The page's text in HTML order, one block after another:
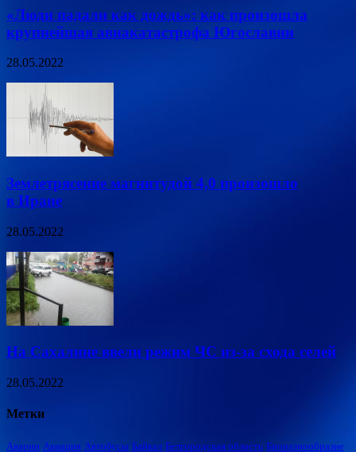
«Люди падали как дождь»: как произошла
крупнейшая авиакатастрофа Югославии
28.05.2022
Землетрясение магнитудой 4,0 произошло
в Иране
28.05.2022
На Сахалине ввели режим ЧС из-за схода селей
28.05.2022
Метки
Аварии Авиация Автобусы Байкал Белгородская область Биоразнообразие